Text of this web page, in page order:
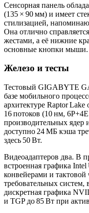
Сенсорная панель
(135 × 90 мм) и имеет
стилизацией,
Она отлично
жестами, а её нижние
основные кнопки мыши.
Железо и тесты
Тестовый GIGABYTE
базе мобильного
архитектуре Raptor
16 потоков (10 нм,
производительных
доступно 24 МБ кэша
здесь 50 Вт.
Видеоадаптеров два. В
встроенная графика
конвейерами и тактовой
требовательных систем,
дискретная графика
и TGP до 85 Вт при